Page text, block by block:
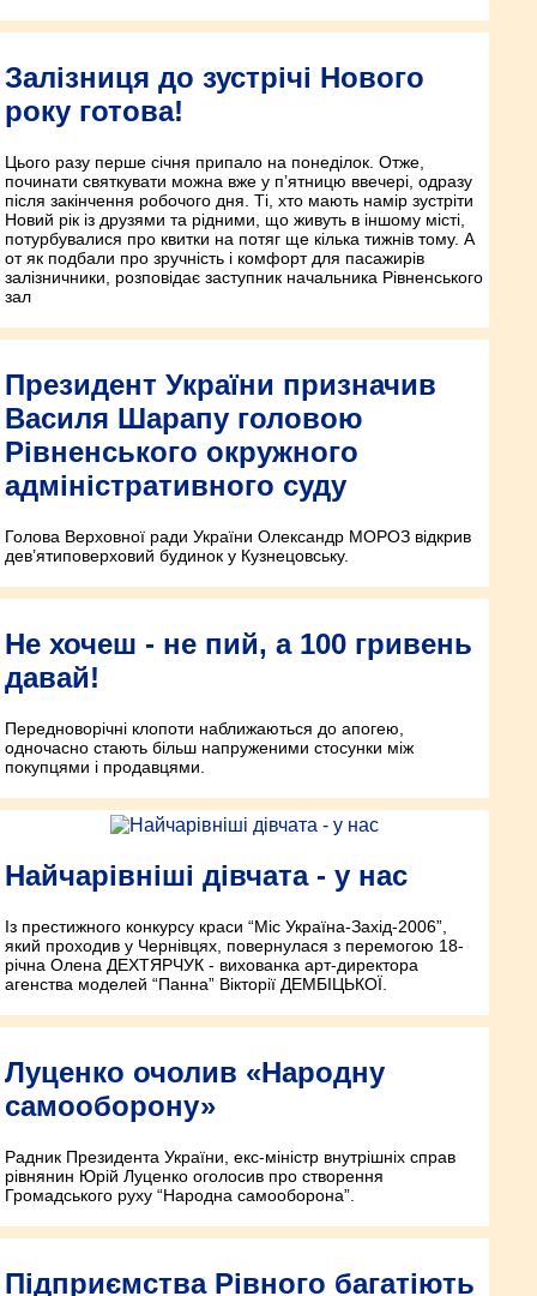
Залізниця до зустрічі Нового
року готова!
Цього разу перше січня припало на понеділок. Отже,
починати святкувати можна вже у п’ятницю ввечері, одразу
після закінчення робочого дня. Ті, хто мають намір зустріти
Новий рік із друзями та рідними, що живуть в іншому місті,
потурбувалися про квитки на потяг ще кілька тижнів тому. А
от як подбали про зручність і комфорт для пасажирів
залізничники, розповідає заступник начальника Рівненського
зал
Президент України призначив
Василя Шарапу головою
Рівненського окружного
адміністративного суду
Голова Верховної ради України Олександр МОРОЗ відкрив
дев’ятиповерховий будинок у Кузнецовську.
Не хочеш - не пий, а 100 гривень
давай!
Передноворічні клопоти наближаються до апогею,
одночасно стають більш напруженими стосунки між
покупцями і продавцями.
Найчарівніші дівчата - у нас
Із престижного конкурсу краси “Міс Україна-Захід-2006”,
який проходив у Чернівцях, повернулася з перемогою 18-
річна Олена ДЕХТЯРЧУК - вихованка арт-директора
агенства моделей “Панна” Вікторії ДЕМБІЦЬКОЇ.
Луценко очолив «Народну
самооборону»
Радник Президента України, екс-міністр внутрішніх справ
рівнянин Юрій Луценко оголосив про створення
Громадського руху “Народна самооборона”.
Підприємства Рівного багатіють